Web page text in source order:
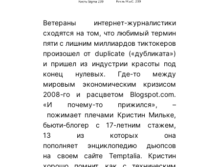
Ветераны интернет-журналистики
сходятся на том, что любимый термин
пяти с лишним миллиардов тиктокеров
произошел от duplicate («дубликата»)
и пришел из индустрии красоты под
конец нулевых. Где-то между
мировым экономическим кризисом
2008-го и расцветом Blogspot.com.
«И почему-то прижился», –
пожимает плечами Кристин Мильке,
бьюти-блогер с 17-летним стажем,
13 из которых она
пополняет энциклопедию дьюпсов
на своем сайте Temptalia. Кристин